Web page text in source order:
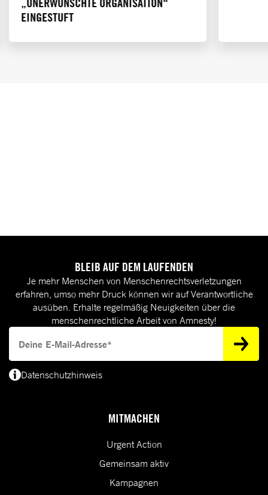
EINGESTUFT
MITMACHEN
Urgent Action
Gemeinsam aktiv
Kampagnen
BLEIB AUF DEM LAUFENDEN
Je mehr Menschen von Menschenrechtsverletzungen
erfahren, umso mehr Druck können wir auf Verantwortliche
ausüben. Erhalte regelmäßig Neuigkeiten über die
menschenrechtliche Arbeit von Amnesty!
Datenschutzhinweis